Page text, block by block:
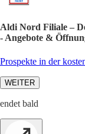
Aldi Nord Filiale –
- Angebote &
Prospekte in der
WEITER
endet bald